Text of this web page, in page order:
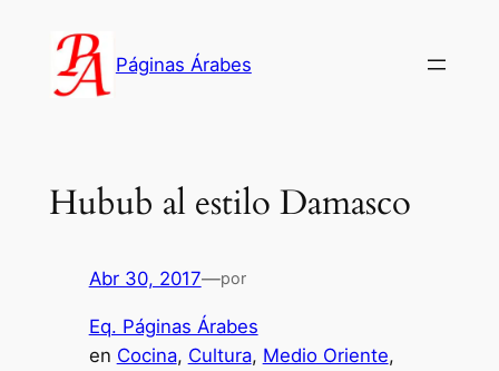
contenido
Páginas Árabes
Hubub al estilo Damasco
Abr 30, 2017—por
Eq. Páginas Árabes
en Cocina, Cultura, Medio Oriente